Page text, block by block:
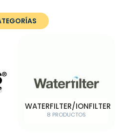
WATERFILTER/IONFILTER
8 PRODUCTOS